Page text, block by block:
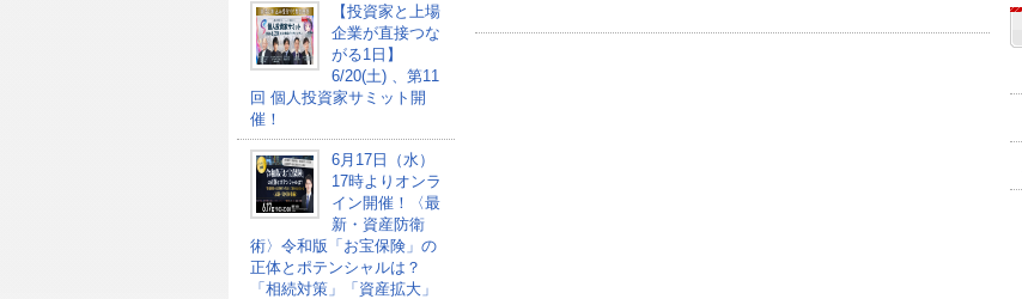
【投資家と上場
企業が直接つな
がる1日】
6/20(土) 、第11
回 個人投資家サミット開
催！
6月17日（水）
17時よりオンラ
イン開催！〈最
新・資産防衛
術〉令和版「お宝保険」の
正体とポテンシャルは？
「相続対策」「資産拡大」